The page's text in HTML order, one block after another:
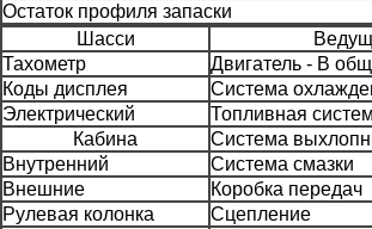
Остаток профиля запаски
Шасси
Тахометр
Двигатель - В
Коды дисплея
Система
Электрический
Топливная
Кабина
Система
Внутренний
Система смазки
Внешние
Коробка передач
Рулевая колонка
Сцепление